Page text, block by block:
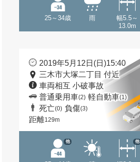
25～34歳 雨
幅5.5～
13.0m
2019年5月12日(日)15:40
三木市大塚二丁目 付近
車両相互 小破事故
普通乗用車(2) 軽自動車(1)
死亡(0) 負傷(3)
距離129m
他 他